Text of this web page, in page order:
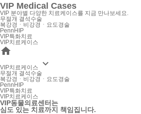
VIP Medical Cases
VIP 분야별 다양한 치료케이스를 지금 만나보세요.
무절개 결석수술
복강경ㆍ비강경ㆍ요도경술
PennHIP
VIP특화치료
VIP치료케이스

VIP치료케이스 
무절개 결석수술
복강경ㆍ비강경ㆍ요도경술
PennHIP
VIP특화치료
VIP치료케이스
VIP동물의료센터는
심도 있는 치료까지 책임집니다.